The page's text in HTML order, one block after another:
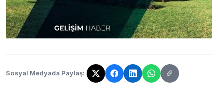
Sosyal Medyada Paylaş:
Bağlantı kopyalandı!